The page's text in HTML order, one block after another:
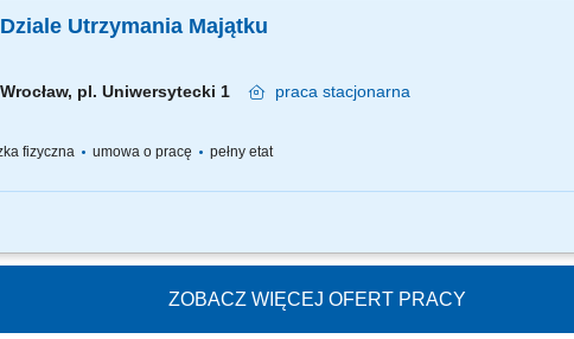
Utrzymania Majątku
Wrocław, pl. Uniwersytecki 1 praca stacjonarna
fizyczna umowa o pracę pełny etat
prac stolarskich oraz prowadzenie przeglądów konserwacyjnych budynków na
ZOBACZ WIĘCEJ OFERT PRACY